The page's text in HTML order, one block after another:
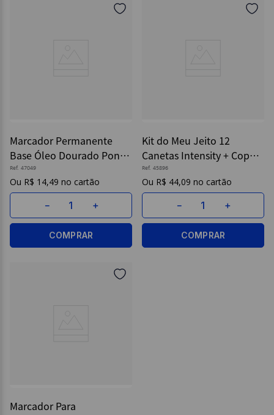
Marcador Permanente
Base Óleo Dourado Ponta
Média - Sharpie
Ref. 47049
R$ 14,49
＋
－
COMPRAR
Kit do Meu Jeito 12
Canetas Intensity + Copo
Personalizável - Bic
Ref. 45896
R$ 44,09
＋
－
COMPRAR
Marcador Para